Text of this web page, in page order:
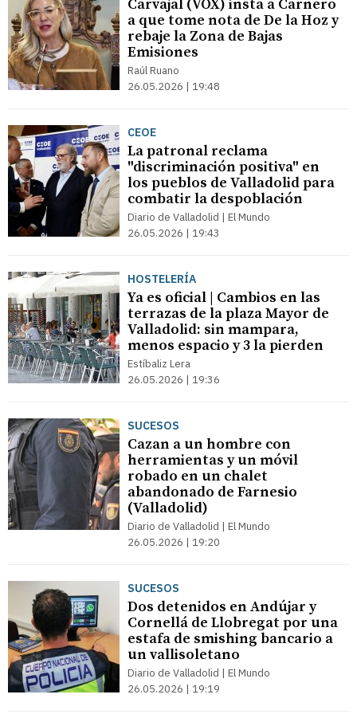
Carvajal (VOX) insta a Carnero
a que tome nota de De la Hoz y
rebaje la Zona de Bajas
Emisiones
Raúl Ruano
26.05.2026 | 19:48
CEOE
La patronal reclama
"discriminación positiva" en
los pueblos de Valladolid para
combatir la despoblación
Diario de Valladolid | El Mundo
26.05.2026 | 19:43
HOSTELERÍA
Ya es oficial | Cambios en las
terrazas de la plaza Mayor de
Valladolid: sin mampara,
menos espacio y 3 la pierden
Estíbaliz Lera
26.05.2026 | 19:36
SUCESOS
Cazan a un hombre con
herramientas y un móvil
robado en un chalet
abandonado de Farnesio
(Valladolid)
Diario de Valladolid | El Mundo
26.05.2026 | 19:20
SUCESOS
Dos detenidos en Andújar y
Cornellá de Llobregat por una
estafa de smishing bancario a
un vallisoletano
Diario de Valladolid | El Mundo
26.05.2026 | 19:19